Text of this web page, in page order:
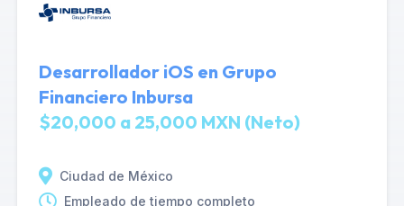
Desarrollador iOS en Grupo
Financiero Inbursa
$20,000 a 25,000 MXN (Neto)
Ciudad de México
Empleado de tiempo completo